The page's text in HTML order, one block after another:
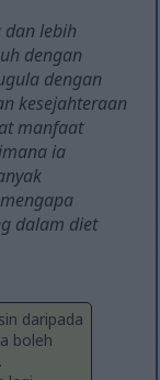
dan lebih
dengan
dengan
kesejahteraan
manfaat
ia
dalam diet
daripada
boleh